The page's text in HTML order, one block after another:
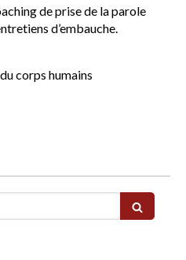
de prise de la parole
d’embauche.
corps humains